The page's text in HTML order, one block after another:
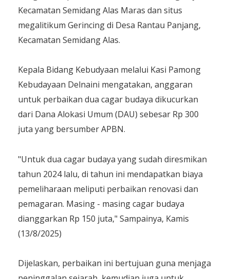
Kecamatan Semidang Alas Maras dan situs
megalitikum Gerincing di Desa Rantau Panjang,
Kecamatan Semidang Alas.
Kepala Bidang Kebudyaan melalui Kasi Pamong
Kebudayaan Delnaini mengatakan, anggaran
untuk perbaikan dua cagar budaya dikucurkan
dari Dana Alokasi Umum (DAU) sebesar Rp 300
juta yang bersumber APBN.
"Untuk dua cagar budaya yang sudah diresmikan
tahun 2024 lalu, di tahun ini mendapatkan biaya
pemeliharaan meliputi perbaikan renovasi dan
pemagaran. Masing - masing cagar budaya
dianggarkan Rp 150 juta," Sampainya, Kamis
(13/8/2025)
Dijelaskan, perbaikan ini bertujuan guna menjaga